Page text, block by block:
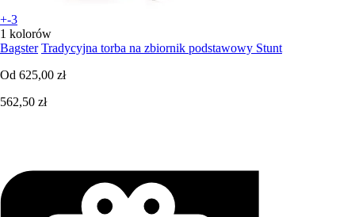
+-3
1 kolorów
Bagster Tradycyjna torba na zbiornik podstawowy Stunt
Od 625,00 zł
562,50 zł